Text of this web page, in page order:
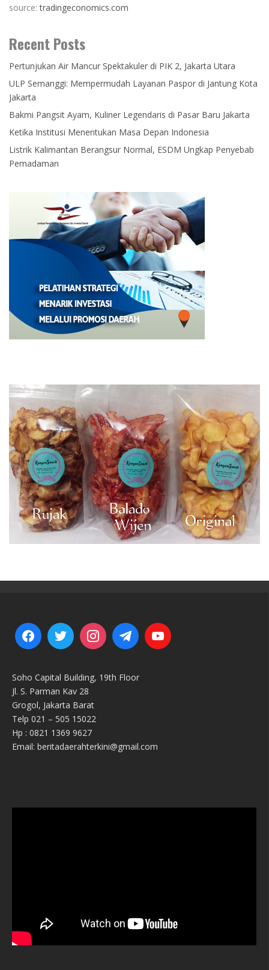
source:tradingeconomics.com
Recent Posts
Pertunjukan Air Mancur Spektakuler di PIK 2, Jakarta Utara
ULP Semanggi: Mempermudah Layanan Paspor di Jantung Kota
Jakarta
Bakmi Pangsit Ayam, Kuliner Legendaris di Pasar Baru Jakarta
Ketika Institusi Menentukan Masa Depan Indonesia
Listrik Kalimantan Berangsur Normal, ESDM Ungkap Penyebab
Pemadaman
Soho Capital Building, 19th Floor
Jl. S. Parman Kav 28
Grogol, Jakarta Barat
Telp 021 – 505 15022
Hp : 0821 1369 9627
Email: beritadaerahterkini@gmail.com